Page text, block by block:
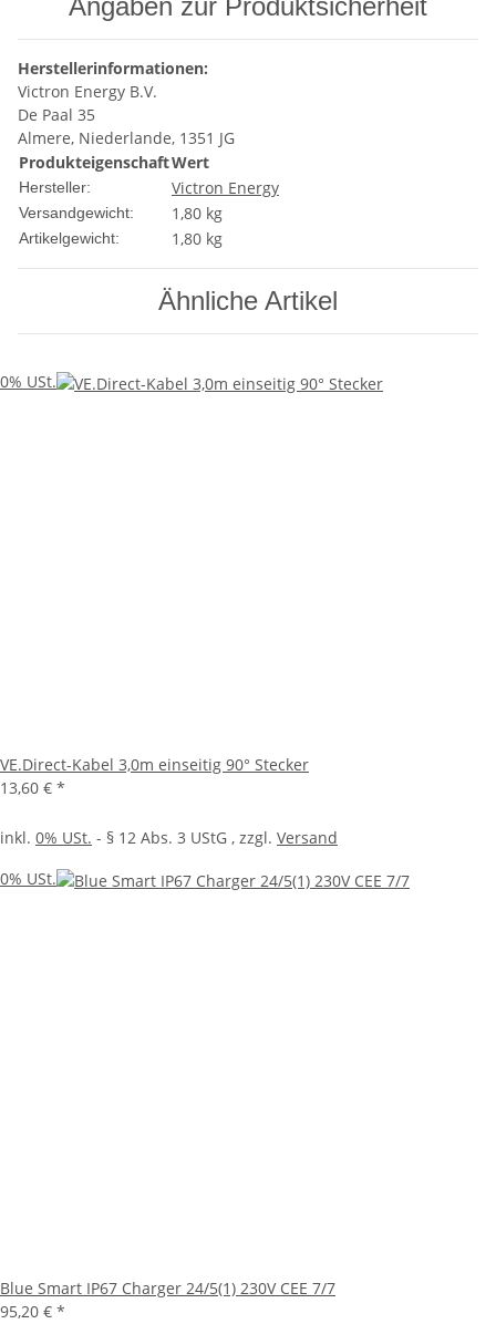
Angaben zur Produktsicherheit
Herstellerinformationen:
Victron Energy B.V.
De Paal 35
Almere, Niederlande, 1351 JG
ProdukteigenschaftWert
Hersteller: Victron Energy
Versandgewicht: 1,80 kg
Artikelgewicht: 1,80 kg
Ähnliche Artikel
0% USt.
VE.Direct-Kabel 3,0m einseitig 90° Stecker
13,60 € *
inkl. 0% USt. - § 12 Abs. 3 UStG , zzgl. Versand
0% USt.
Blue Smart IP67 Charger 24/5(1) 230V CEE 7/7
95,20 € *